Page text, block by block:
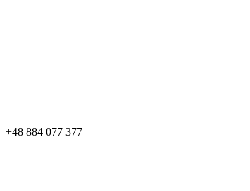
+48 884 077 377